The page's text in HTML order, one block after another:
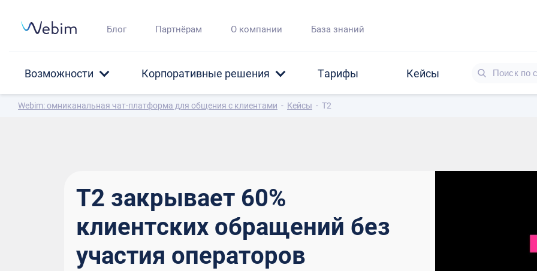
Возможности Корпоративные решения Тарифы Кейсы
Блог Партнёрам О компании База знаний
Webim: омниканальная чат-платформа для общения с клиентами - Кейсы - T2
T2 закрывает 60%
клиентских обращений без
участия операторов